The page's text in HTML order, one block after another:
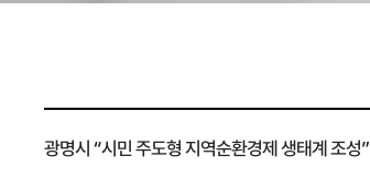
광명시 “시민 주도형 지역순환경제 생태계 조성”